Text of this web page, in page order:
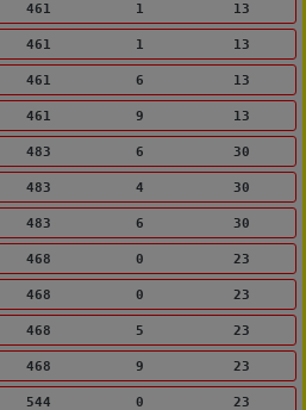
461 1 13
461 1 13
461 6 13
461 9 13
483 6 30
483 4 30
483 6 30
468 0 23
468 0 23
468 5 23
468 9 23
544 0 23